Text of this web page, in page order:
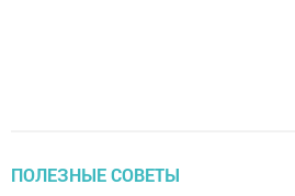
ПОЛЕЗНЫЕ СОВЕТЫ